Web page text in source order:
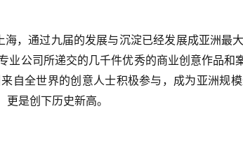
，通过九届的发展与沉淀已经发展成亚洲最
业公司所递交的几千件优秀的商业创意作品和
自全世界的创意人士积极参与，成为亚洲规
是创下历史新高。